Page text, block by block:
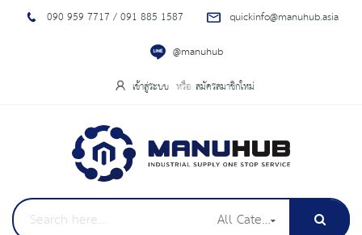
090 959 7717 / 091 885 1587
quickinfo@manuhub.asia
@manuhub
เข้าสู่ระบบ สมัครสมาชิกใหม่
All Categories